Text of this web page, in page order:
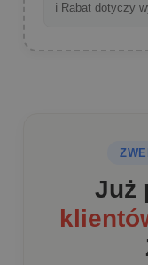
ℹ️ Rabat dotyczy
Już